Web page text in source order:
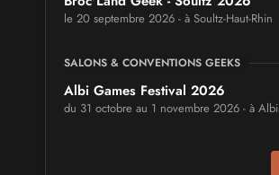
le 20 septembre 2026 - à Soultz-Haut-Rhin
SALONS & CONVENTIONS GEEKS
Albi Games Festival 2026
du 31 octobre au 1 novembre 2026 - à Albi